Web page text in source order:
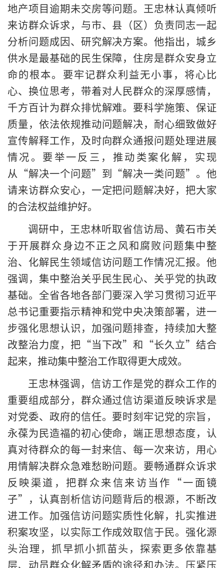
地产项目逾期未交房等问题。王忠林认真倾听
来访群众诉求，与市、县（区）负责同志一起
分析问题成因、研究解决方案。他指出，城乡
供水是最基础的民生保障，住房是群众安身立
命的根本。要牢记群众利益无小事，将心比
心、换位思考，带着对人民群众的深厚感情，
千方百计为群众排忧解难。要科学施策、保证
质量，依法依规推动问题解决，耐心细致做好
宣传解释工作，及时向群众通报问题处理进展
情况。要举一反三，推动类案化解，实现
从“解决一个问题”到“解决一类问题”。他
请来访群众安心，一定把问题解决好，把大家
的合法权益维护好。
调研中，王忠林听取省信访局、黄石市关
于开展群众身边不正之风和腐败问题集中整
治、化解民生领域信访问题工作情况汇报。他
强调，集中整治关乎民生民心、关乎党的执政
基础。全省各地各部门要深入学习贯彻习近平
总书记重要指示精神和党中央决策部署，进一
步强化思想认识，加强问题排查，持续加大整
改整治力度，把“当下改”和“长久立”结合
起来，推动集中整治工作取得更大成效。
王忠林强调，信访工作是党的群众工作的
重要组成部分，群众通过信访渠道反映诉求是
对党委、政府的信任。要时刻牢记党的宗旨，
永葆为民造福的初心使命，端正思想态度，认
真对待群众的每一封来信、每一次来访，用心
用情解决群众急难愁盼问题。要畅通群众诉求
反映渠道，把群众来信来访当作“一面镜
子”，认真剖析信访问题背后的根源，不断改
进工作。加强信访问题实质性化解，扎实推进
积案攻坚，以实际工作成效取信于民。强化源
头治理，抓早抓小抓苗头，探索更多依靠基
层、动员群众化解矛盾的途径和办法。压紧压